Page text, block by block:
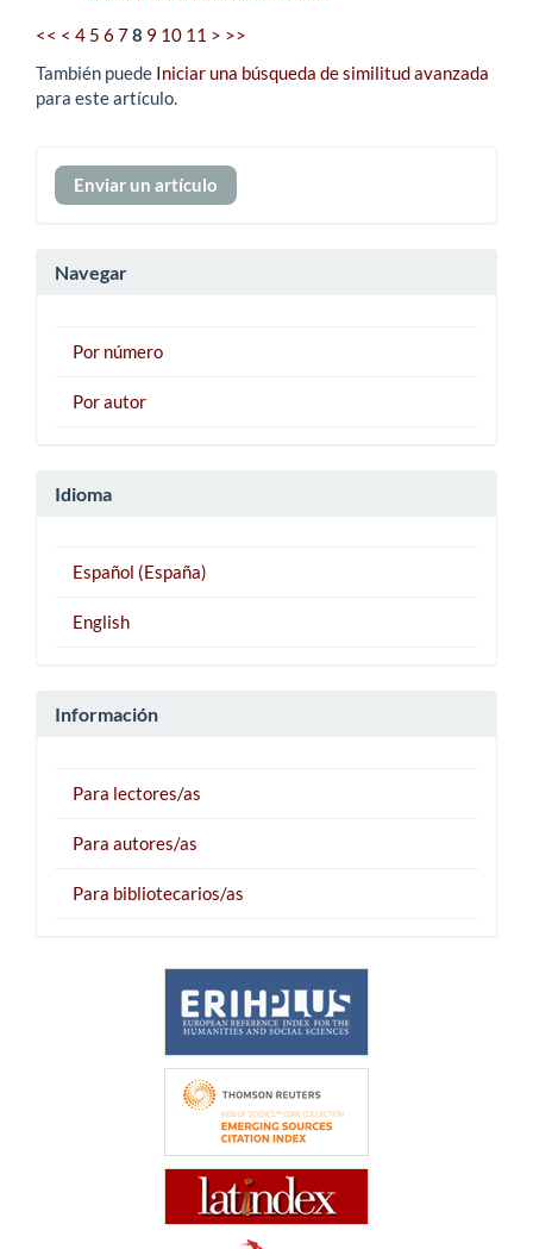
<< < 4 5 6 78 9 10 11 > >>
También puede Iniciar una búsqueda de similitud avanzada
para este artículo.
Enviar
un
Enviar un artículo
Navegar
Por número
Por autor
Idioma
Español (España)
English
Información
Para lectores/as
Para autores/as
Para bibliotecarios/as